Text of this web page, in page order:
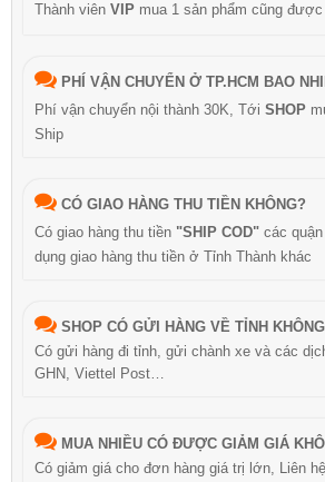
Thành viên VIP mua 1 sản phẩm cũng
PHÍ VẬN CHUYỂN Ở TP.HCM BAO
Phí vận chuyển nội thành 30K, Tới SHOP
Ship
CÓ GIAO HÀNG THU TIỀN KHÔNG?
Có giao hàng thu tiền "SHIP COD" các
dụng giao hàng thu tiền ở Tỉnh Thành khác
SHOP CÓ GỬI HÀNG VỀ TỈNH
Có gửi hàng đi tỉnh, gửi chành xe và các
GHN, Viettel Post…
MUA NHIỀU CÓ ĐƯỢC GIẢM GIÁ
Có giảm giá cho đơn hàng giá trị lớn, Liên